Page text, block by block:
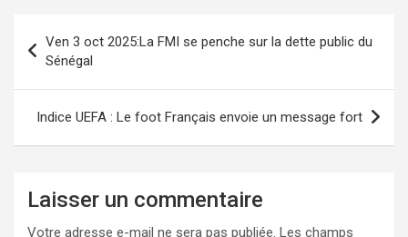
Ven 3 oct 2025:La FMI se penche sur la dette public du
Sénégal
Indice UEFA : Le foot Français envoie un message fort
Laisser un commentaire
Votre adresse e-mail ne sera pas publiée. Les champs